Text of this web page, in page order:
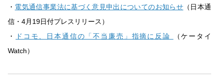
・ 電気通信事業法に基づく意見申出についてのお知らせ（日本通
信・4月19日付プレスリリース）
・
ドコモ、日本通信の「不当廉売」指摘に反論
（ケータイ
Watch）